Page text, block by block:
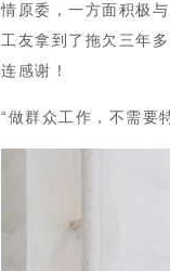
情原委，一方面积极
工友拿到了拖欠三年
连感谢！
“做群众工作，不需要